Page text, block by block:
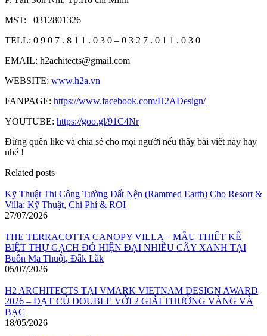
MST: 0312801326
TELL: 0 9 0 7 . 8 1 1 . 0 3 0 – 0 3 2 7 . 0 1 1 . 0 3 0
EMAIL: h2achitects@gmail.com
WEBSITE: www.h2a.vn
FANPAGE: https://www.facebook.com/H2ADesign/
YOUTUBE: https://goo.gl/91C4Nr
Đừng quên like và chia sẻ cho mọi người nếu thấy bài viết này hay
nhé !
Related posts
Kỹ Thuật Thi Công Tường Đất Nện (Rammed Earth) Cho Resort &
Villa: Kỹ Thuật, Chi Phí & ROI
27/07/2026
THE TERRACOTTA CANOPY VILLA – MẪU THIẾT KẾ
BIỆT THỰ GẠCH ĐỎ HIỆN ĐẠI NHIỀU CÂY XANH TẠI
Buôn Ma Thuột, Đắk Lắk
05/07/2026
H2 ARCHITECTS TẠI VMARK VIETNAM DESIGN AWARD
2026 – ĐẠT CÚ DOUBLE VỚI 2 GIẢI THƯỞNG VÀNG VÀ
BẠC
18/05/2026